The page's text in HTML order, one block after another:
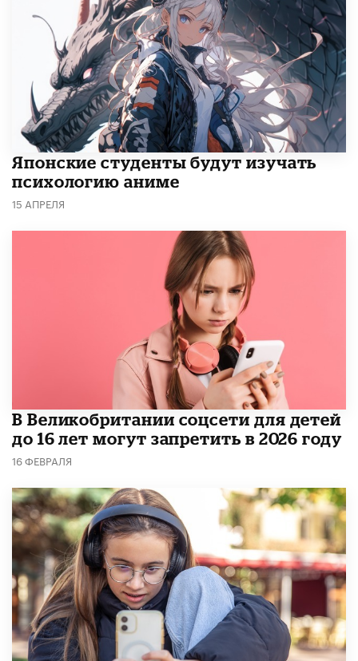
Японские студенты будут изучать
психологию аниме
15 АПРЕЛЯ
В Великобритании соцсети для детей
до 16 лет могут запретить в 2026 году
16 ФЕВРАЛЯ